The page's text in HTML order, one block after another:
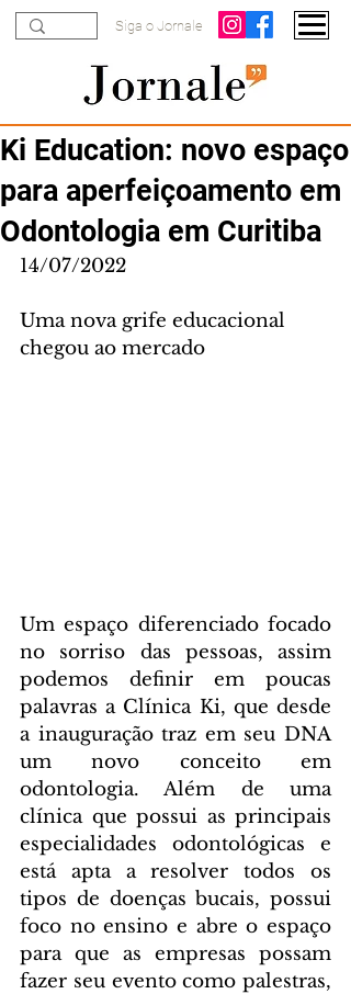
Siga o Jornale
Ki Education: novo espaço
para aperfeiçoamento em
Odontologia em Curitiba
14/07/2022
Uma nova grife educacional
chegou ao mercado
Um espaço diferenciado focado
no sorriso das pessoas, assim
podemos definir em poucas
palavras a Clínica Ki, que desde
a inauguração traz em seu DNA
um novo conceito em
odontologia. Além de uma
clínica que possui as principais
especialidades odontológicas e
está apta a resolver todos os
tipos de doenças bucais, possui
foco no ensino e abre o espaço
para que as empresas possam
fazer seu evento como palestras,